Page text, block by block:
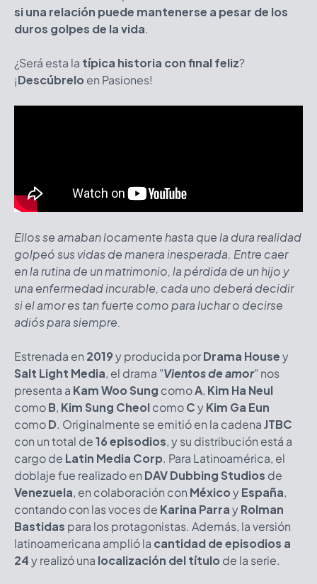
si una relación puede mantenerse a pesar de los
duros golpes de la vida.
¿Será esta la típica historia con final feliz?
¡Descúbrelo en Pasiones!
Ellos se amaban locamente hasta que la dura realidad
golpeó sus vidas de manera inesperada. Entre caer
en la rutina de un matrimonio, la pérdida de un hijo y
una enfermedad incurable, cada uno deberá decidir
si el amor es tan fuerte como para luchar o decirse
adiós para siempre.
Estrenada en 2019y producida porDrama Housey
Salt Light Media, el drama "Vientos de amor" nos
presenta a Kam Woo Sung comoA, Kim Ha Neul
comoB, Kim Sung CheolcomoCyKim Ga Eun
comoD. Originalmente se emitió en la cadenaJTBC
con un total de16 episodios, y su distribución está a
cargo de Latin Media Corp. Para Latinoamérica, el
doblaje fue realizado en DAV Dubbing Studios de
Venezuela, en colaboración con MéxicoyEspaña,
contando con las voces de Karina ParrayRolman
Bastidas para los protagonistas. Además, la versión
latinoamericana amplió la cantidad de episodios a
24y realizó una localización del título de la serie.